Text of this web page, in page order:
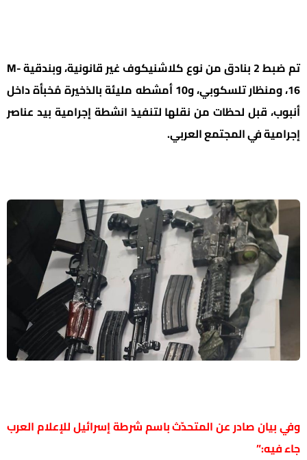
تم ضبط 2 بنادق من نوع كلاشنيكوف غير قانونية، وبندقية M-
16، ومنظار تلسكوبي، و10 أمشطه مليئة بالذخيرة مُخبأة داخل
أنبوب، قبل لحظات من نقلها لتنفيذ انشطة إجرامية بيد عناصر
إجرامية في المجتمع العربي.
وفي بيان صادر عن المتحدّث باسم شرطة إسرائيل للإعلام العرب
جاء فيه:”